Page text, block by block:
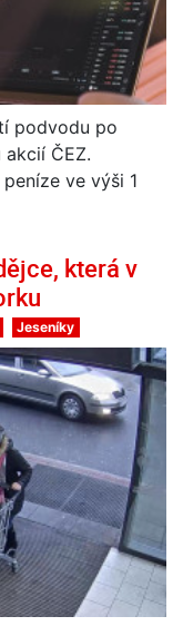
podvodu po
ČEZ.
ve výši 1
která v
Jeseníky